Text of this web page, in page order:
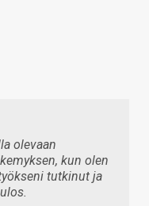
olevaan
kun olen
tutkinut ja